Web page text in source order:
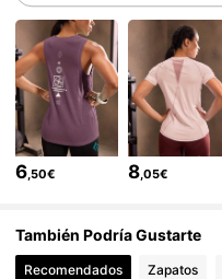
4,86 358K
4,86 358K
6,50€ 8,05€
También Podría Gustarte
Recomendados Zapatos